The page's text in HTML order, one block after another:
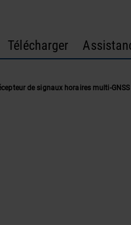
Télécharger
de signaux horaires multi-